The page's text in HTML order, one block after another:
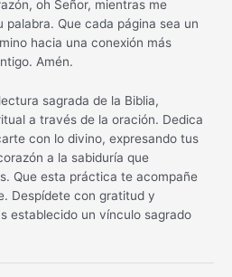
oh Señor, mientras me
palabra. Que cada página sea un
hacia una conexión más
Amén.
sagrada de la Biblia,
a través de la oración. Dedica
con lo divino, expresando tus
a la sabiduría que
Que esta práctica te acompañe
Despídete con gratitud y
establecido un vínculo sagrado